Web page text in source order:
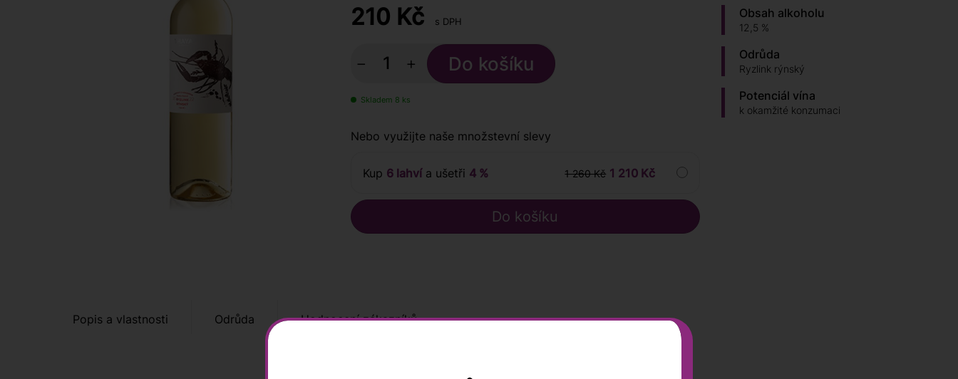
210 Kč s DPH
− +
Skladem 8 ks
Nebo využijte naše množstevní slevy
Kup 6 lahvía ušetři 4 % 1 260 Kč 1 210 Kč
Obsah alkoholu
12,5 %
Odrůda
Ryzlink rýnský
Potenciál vína
k okamžité konzumaci
Popis a vlastnosti Odrůda Hodnocení zákazníků